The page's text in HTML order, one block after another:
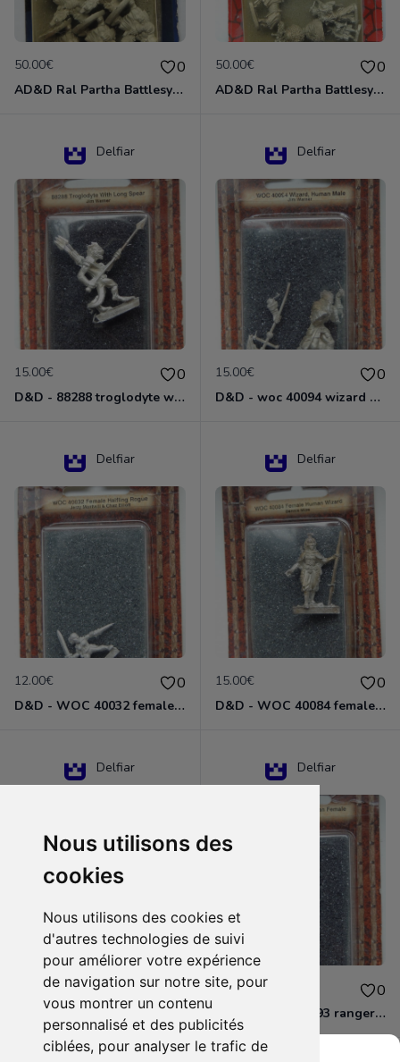
Nous utilisons des
cookies
Nous utilisons des cookies et
d'autres technologies de suivi
pour améliorer votre expérience
de navigation sur notre site, pour
vous montrer un contenu
personnalisé et des publicités
ciblées, pour analyser le trafic de
50.00€ 0
AD&D Ral Partha Battlesystem Miniatures Pack Iron Lord Dwarf Crossbowmen 11-854
50.00€ 0
AD&D Ral Partha Battlesystem Villains/Forgotten Realms 11-955 Miniatures
Delfiar
15.00€ 0
D&D - 88288 troglodyte with long Miniature - Donjons Dragons
Delfiar
15.00€ 0
D&D - woc 40094 wizard human male Miniature - Donjons Dragons
Delfiar
12.00€ 0
D&D - WOC 40032 female halfling rogue Miniature - Donjons Dragons
Delfiar
15.00€ 0
D&D - WOC 40084 female human wizard Miniature - Donjons Dragons
Delfiar
15.00€ 0
D&D - 88286 paladin human male Miniature - Donjons Dragons
Delfiar
12.00€ 0
D&D - WOC 40093 ranger human female Miniature - Donjons Dragons